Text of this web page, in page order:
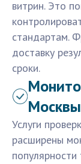
витрин. Это
стандартам.
доставку
сроки.
Москвы
Услуги
расширены